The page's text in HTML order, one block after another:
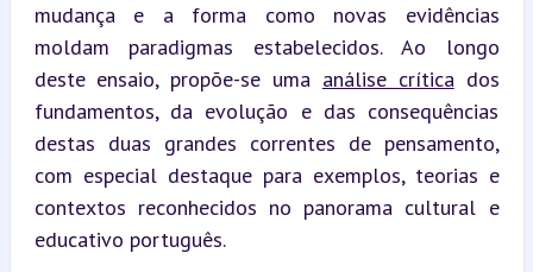
mudança e a forma como novas evidências
moldam paradigmas estabelecidos. Ao longo
deste ensaio, propõe-se uma análise crítica dos
fundamentos, da evolução e das consequências
destas duas grandes correntes de pensamento,
com especial destaque para exemplos, teorias e
contextos reconhecidos no panorama cultural e
educativo português.